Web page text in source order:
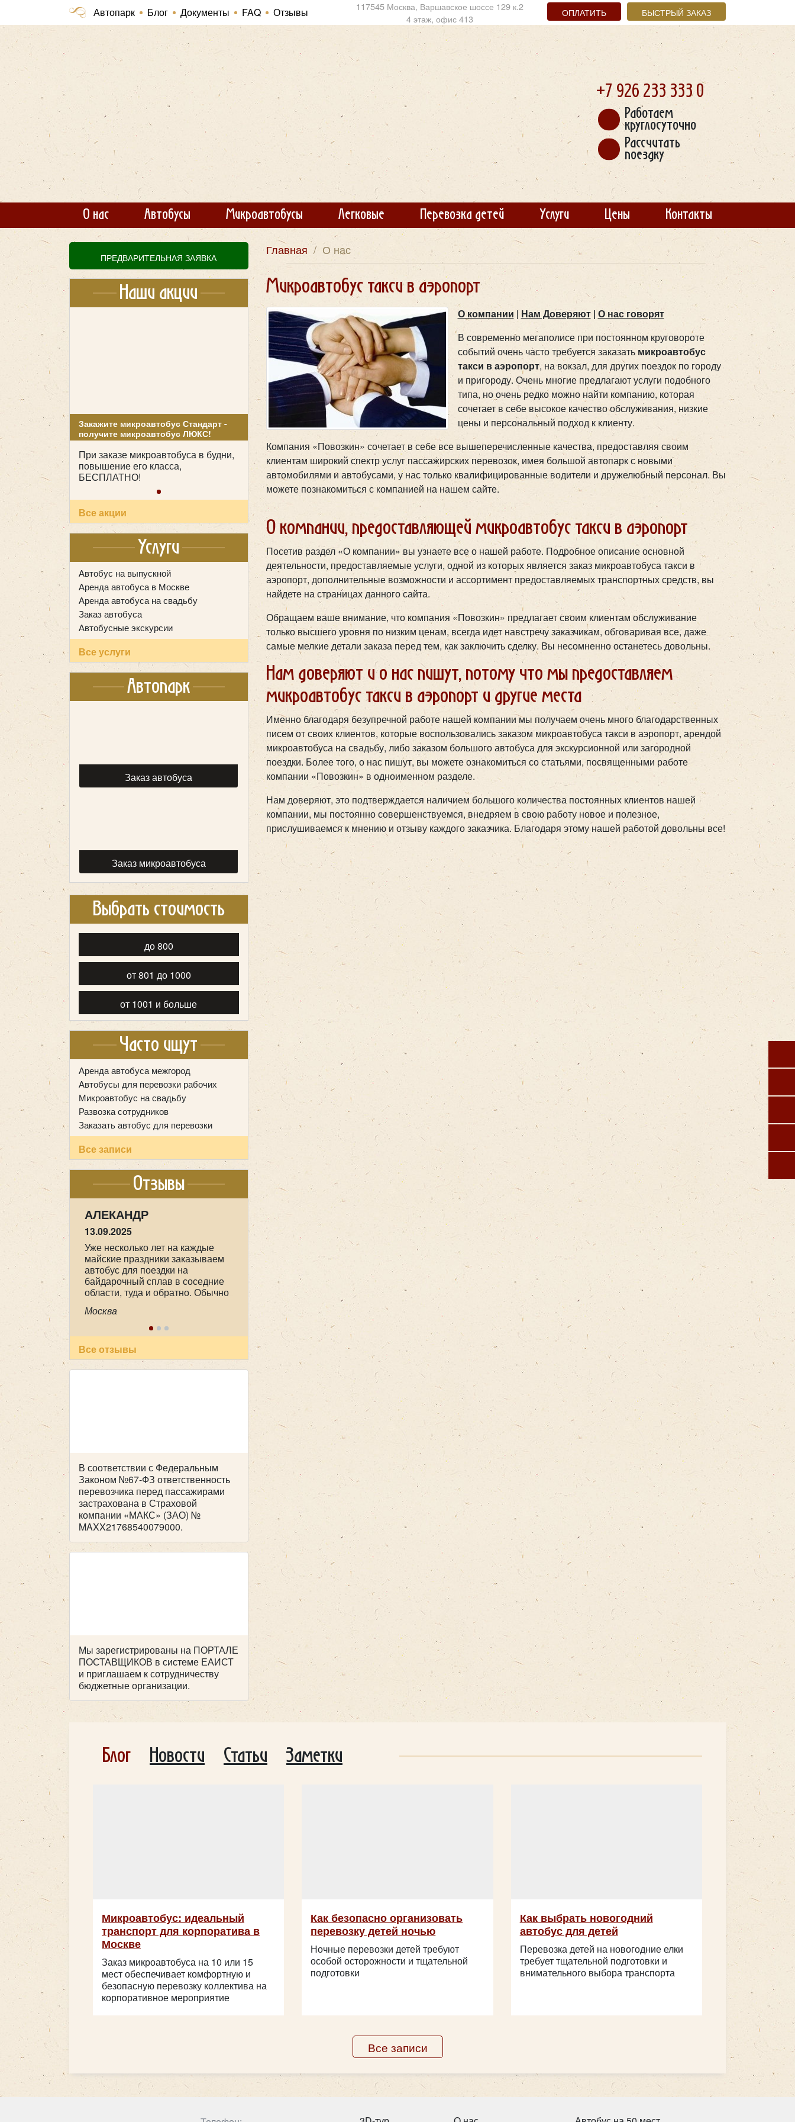
Автопарк Блог Документы FAQ Отзывы
117545 Москва, Варшавское шоссе 129 к.2
4 этаж, офис 413
ОПЛАТИТЬ БЫСТРЫЙ ЗАКАЗ
+7 926 233 333 0
Работаем
круглосуточно
Рассчитать
поездку
О нас Автобусы Микроавтобусы Легковые Перевозка детей Услуги Цены Контакты
ПРЕДВАРИТЕЛЬНАЯ ЗАЯВКА
Наши акции
Закажите микроавтобус Стандарт -
получите микроавтобус ЛЮКС!
При заказе микроавтобуса в будни,
повышение его класса,
БЕСПЛАТНО!
Все акции
Услуги
Автобус на выпускной
Аренда автобуса в Москве
Аренда автобуса на свадьбу
Заказ автобуса
Автобусные экскурсии
Все услуги
Автопарк
Заказ автобуса
Заказ микроавтобуса
Выбрать стоимость
до 800
от 801 до 1000
от 1001 и больше
Часто ищут
Аренда автобуса межгород
Автобусы для перевозки рабочих
Микроавтобус на свадьбу
Развозка сотрудников
Заказать автобус для перевозки
Все записи
Отзывы
НАСТАСИЯ
09.05.2025
Мы прихожане от Храма всех
Святых в земле Российской
просиявших, ездили в
паломническую поездку 1-2 мая
в Дивеево . Хотим выразить
водителю Феликсу, за его
профессионализм , аккуратность
и пунктуальность . Побольше
таких бы специалистов! Очень
приятный человек! В автобусе
всегда чисто, опрятно. Всем
Москва
Все отзывы
В соответствии с Федеральным
Законом №67-ФЗ ответственность
перевозчика перед пассажирами
застрахована в Страховой
компании «МАКС» (ЗАО) №
MAXX21768540079000.
Мы зарегистрированы на ПОРТАЛЕ
ПОСТАВЩИКОВ в системе ЕАИСТ
и приглашаем к сотрудничеству
бюджетные организации.
Главная / О нас
Микроавтобус такси в аэропорт
О компании | Нам Доверяют| О нас говорят
В современно мегаполисе при постоянном круговороте
событий очень часто требуется заказать микроавтобус
такси в аэропорт, на вокзал, для других поездок по городу
и пригороду. Очень многие предлагают услуги подобного
типа, но очень редко можно найти компанию, которая
сочетает в себе высокое качество обслуживания, низкие
цены и персональный подход к клиенту.
Компания «Повозкин» сочетает в себе все вышеперечисленные качества, предоставляя своим
клиентам широкий спектр услуг пассажирских перевозок, имея большой автопарк с новыми
автомобилями и автобусами, у нас только квалифицированные водители и дружелюбный персонал. Вы
можете познакомиться с компанией на нашем сайте.
О компании, предоставляющей микроавтобус такси в аэропорт
Посетив раздел «О компании» вы узнаете все о нашей работе. Подробное описание основной
деятельности, предоставляемые услуги, одной из которых является заказ микроавтобуса такси в
аэропорт, дополнительные возможности и ассортимент предоставляемых транспортных средств, вы
найдете на страницах данного сайта.
Обращаем ваше внимание, что компания «Повозкин» предлагает своим клиентам обслуживание
только высшего уровня по низким ценам, всегда идет навстречу заказчикам, обговаривая все, даже
самые мелкие детали заказа перед тем, как заключить сделку. Вы несомненно останетесь довольны.
Нам доверяют и о нас пишут, потому что мы предоставляем
микроавтобус такси в аэропорт и другие места
Именно благодаря безупречной работе нашей компании мы получаем очень много благодарственных
писем от своих клиентов, которые воспользовались заказом микроавтобуса такси в аэропорт, арендой
микроавтобуса на свадьбу, либо заказом большого автобуса для экскурсионной или загородной
поездки. Более того, о нас пишут, вы можете ознакомиться со статьями, посвященными работе
компании «Повозкин» в одноименном разделе.
Нам доверяют, это подтверждается наличием большого количества постоянных клиентов нашей
компании, мы постоянно совершенствуемся, внедряем в свою работу новое и полезное,
прислушиваемся к мнению и отзыву каждого заказчика. Благодаря этому нашей работой довольны все!
Блог Новости Статьи Заметки
Микроавтобус: идеальный
транспорт для корпоратива в
Москве
Заказ микроавтобуса на 10 или 15
мест обеспечивает комфортную и
безопасную перевозку коллектива на
корпоративное мероприятие
Как безопасно организовать
перевозку детей ночью
Ночные перевозки детей требуют
особой осторожности и тщательной
подготовки
Как выбрать новогодний
автобус для детей
Перевозка детей на новогодние елки
требует тщательной подготовки и
внимательного выбора транспорта
Все записи